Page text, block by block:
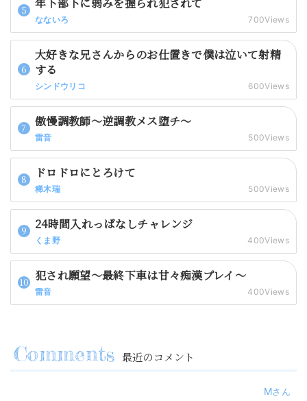
なないろ 700Views
大好きな兄さんからのお仕置きで僕は泣いて射精
する
シンドウリコ 600Views
傲慢調教師～逆調教メス堕チ～
雷音 500Views
ドロドロにとろけて
稀木瑞 500Views
24時間入れっぱなしチャレンジ
くま野 400Views
犯され願望～最終下車は甘々痴漢プレイ～
雷音 400Views
最近のコメント
M